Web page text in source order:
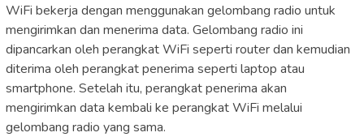
WiFi bekerja dengan menggunakan gelombang radio untuk
mengirimkan dan menerima data. Gelombang radio ini
dipancarkan oleh perangkat WiFi seperti router dan kemudian
diterima oleh perangkat penerima seperti laptop atau
smartphone. Setelah itu, perangkat penerima akan
mengirimkan data kembali ke perangkat WiFi melalui
gelombang radio yang sama.